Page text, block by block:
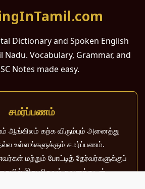
Dictionary and Spoken English
Vocabulary, Grammar, and
Notes made easy.
சமர்ப்பணம்
கற்க விரும்பும் அனைத்து
நல்ல உள்ளங்களுக்கும் சமர்ப்பணம்.
மற்றும் போட்டித் தேர்வர்களுக்குப்
இது மிகவும் கவனத்துடன்